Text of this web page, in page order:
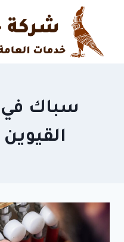
content
سباك في
القيوين 0581311715